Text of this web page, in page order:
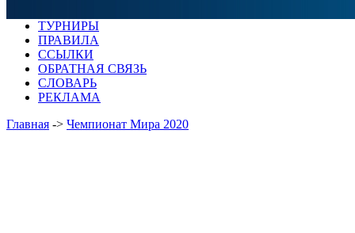
ТУРНИРЫ
ПРАВИЛА
ССЫЛКИ
ОБРАТНАЯ СВЯЗЬ
СЛОВАРЬ
РЕКЛАМА
Главная -> Чемпионат Мира 2020